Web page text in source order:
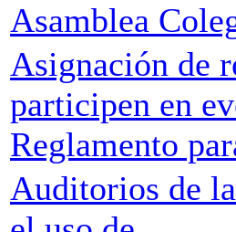
Asamblea
Asignación de
participen en
Reglamento
Auditorios de